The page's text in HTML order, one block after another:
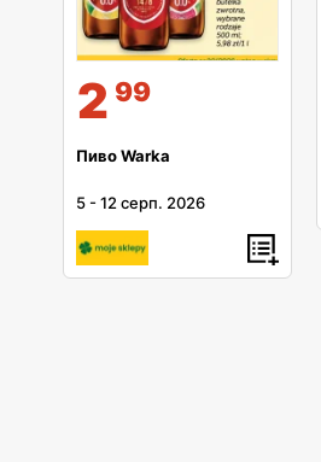
2 99
Пиво Warka
5 -12 серп. 2026